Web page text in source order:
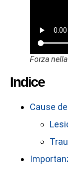
Forza
Indice
Cause